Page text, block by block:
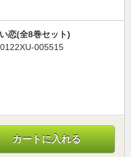
恋(全8巻セット)
005515
カートに入れる